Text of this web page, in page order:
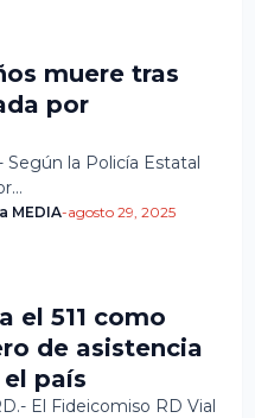
muere tras
por
Según la Policía Estatal
MEDIA-agosto 29, 2025
el 511 como
de asistencia
país
El Fideicomiso RD Vial